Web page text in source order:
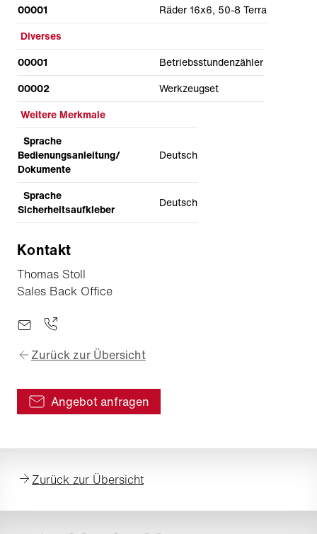
00001
Räder 16x6, 50-8 Terra
Diverses
00001
Betriebsstundenzähler
00002
Werkzeugset
Weitere Merkmale
Sprache
Bedienungsanleitung/
Dokumente
Deutsch
Sprache
Sicherheitsaufkleber
Deutsch
Kontakt
Thomas Stoll
Sales Back Office
Zurück zur Übersicht
Angebot anfragen
Zurück zur Übersicht